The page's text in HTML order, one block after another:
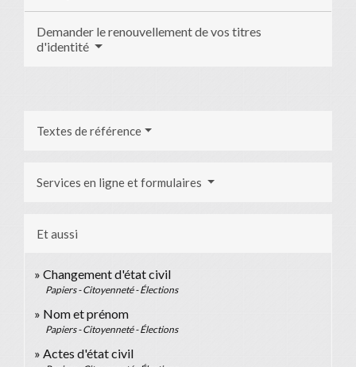
Demander le renouvellement de vos titres
d'identité
Textes de référence
Services en ligne et formulaires
Et aussi
Changement d'état civil
Papiers - Citoyenneté - Élections
Nom et prénom
Papiers - Citoyenneté - Élections
Actes d'état civil